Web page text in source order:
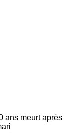
ans meurt après